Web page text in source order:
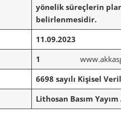
yönelik süreçlerin
belirlenmesidir.
11.09.2023
1
6698 sayılı Kişisel
Lithosan Basım